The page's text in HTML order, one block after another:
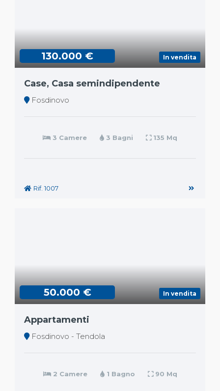
In vendita
130.000 €
Case, Casa semindipendente
Fosdinovo
3 Camere 3 Bagni 135 Mq
Rif. 1007
In vendita
50.000 €
Appartamenti
Fosdinovo - Tendola
2 Camere 1 Bagno 90 Mq